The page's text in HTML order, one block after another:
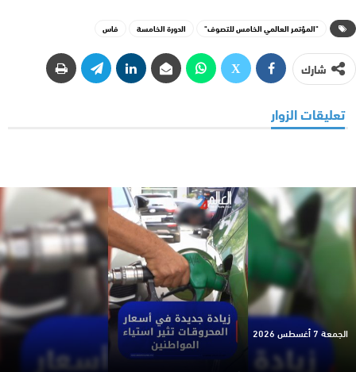
"المؤتمر العالمي الخامس للتصوف" الدورة الخامسة فاس
شارك
تعليقات الزوار
الجمعة 7 أغسطس 2026